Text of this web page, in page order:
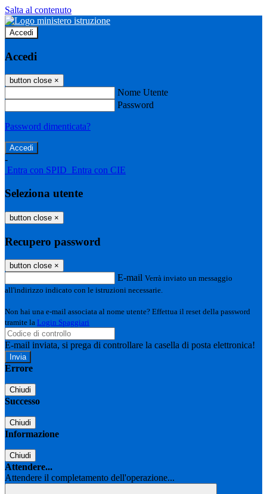
Salta al contenuto
Accedi
Accedi
button close ×
Nome Utente
Password
Password dimenticata?
-
Entra con SPID Entra con CIE
Seleziona utente
button close ×
Recupero password
button close ×
E-mail Verrà inviato un messaggio
all'indirizzo indicato con le istruzioni necessarie.
Non hai una e-mail associata al nome utente? Effettua il reset della password
tramite la Login Spaggiari
E-mail inviata, si prega di controllare la casella di posta elettronica!
Errore
Chiudi
Successo
Chiudi
Informazione
Chiudi
Attendere...
Attendere il completamento dell'operazione...